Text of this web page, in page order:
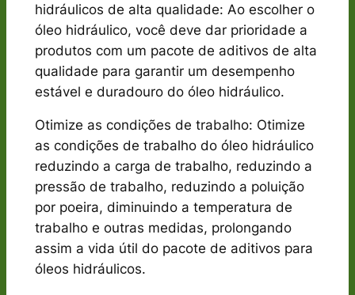
hidráulicos de alta qualidade: Ao escolher o
óleo hidráulico, você deve dar prioridade a
produtos com um pacote de aditivos de alta
qualidade para garantir um desempenho
estável e duradouro do óleo hidráulico.
Otimize as condições de trabalho: Otimize
as condições de trabalho do óleo hidráulico
reduzindo a carga de trabalho, reduzindo a
pressão de trabalho, reduzindo a poluição
por poeira, diminuindo a temperatura de
trabalho e outras medidas, prolongando
assim a vida útil do pacote de aditivos para
óleos hidráulicos.